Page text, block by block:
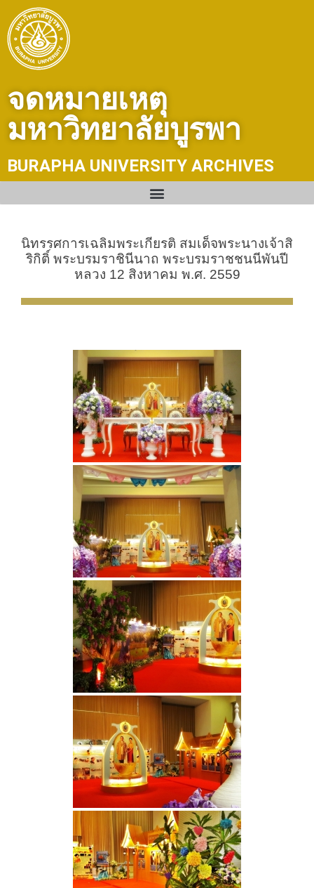
content
จดหมายเหตุ
มหาวิทยาลัยบูรพา
BURAPHA UNIVERSITY ARCHIVES
นิทรรศการเฉลิมพระเกียรติ สมเด็จพระนางเจ้าสิ
ริกิติ์ พระบรมราชินีนาถ พระบรมราชชนนีพันปี
หลวง 12 สิงหาคม พ.ศ. 2559